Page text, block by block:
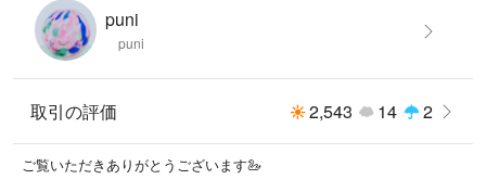
puni
puni
取引の評価 2,543 14 2
ご覧いただきありがとうございます🦢